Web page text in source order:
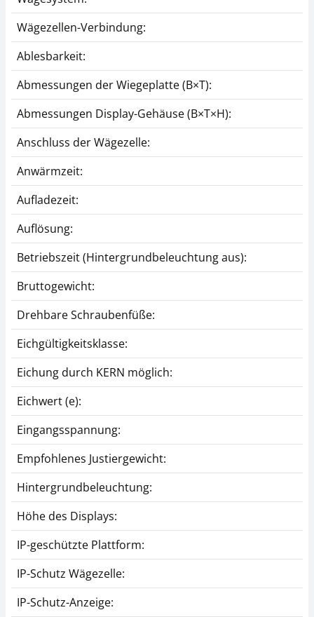
Wägezellen-Verbindung:
Ablesbarkeit:
Abmessungen der Wiegeplatte (B×T):
Abmessungen Display-Gehäuse (B×T×H):
Anschluss der Wägezelle:
Anwärmzeit:
Aufladezeit:
Auflösung:
Betriebszeit (Hintergrundbeleuchtung aus):
Bruttogewicht:
Drehbare Schraubenfüße:
Eichgültigkeitsklasse:
Eichung durch KERN möglich:
Eichwert (e):
Eingangsspannung:
Empfohlenes Justiergewicht:
Hintergrundbeleuchtung:
Höhe des Displays:
IP-geschützte Plattform:
IP-Schutz Wägezelle:
IP-Schutz-Anzeige: